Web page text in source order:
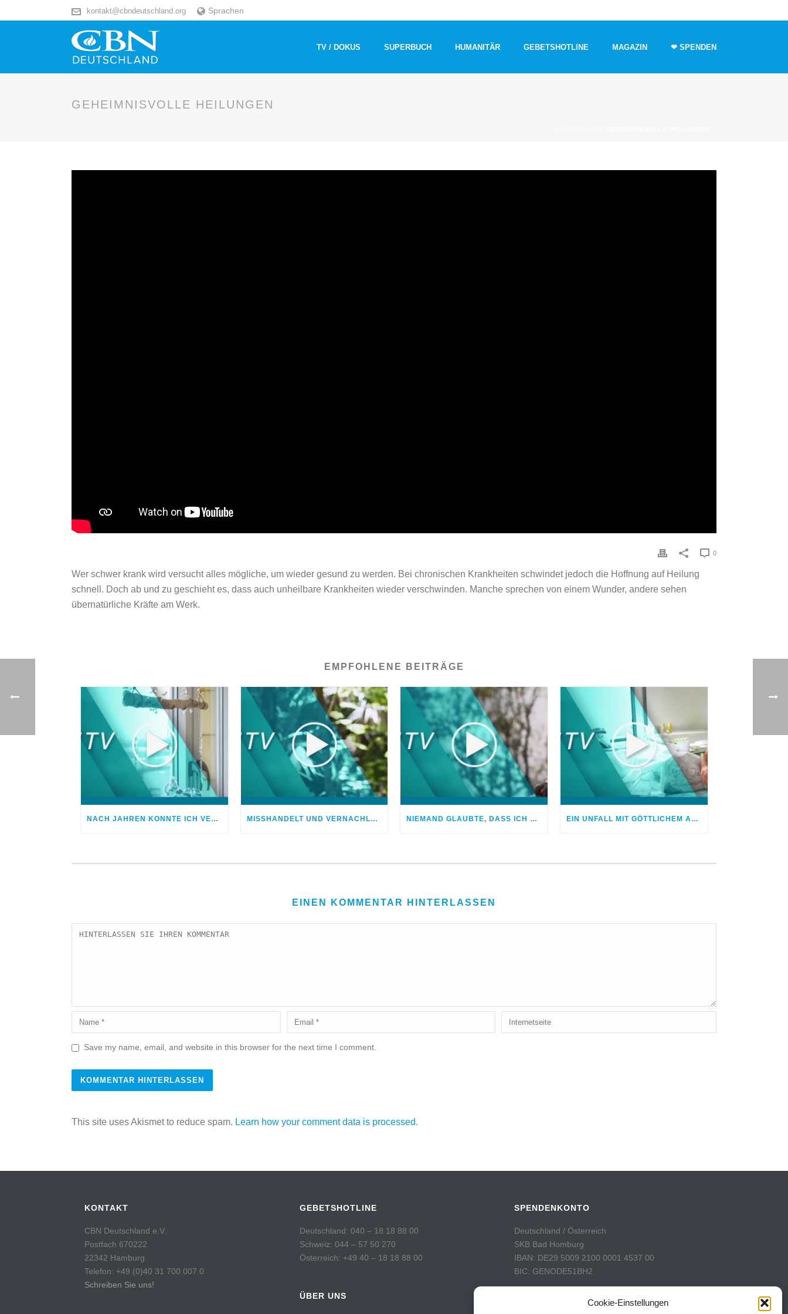
Cookie-Einstellungen
kontakt@cbndeutschland.org Sprachen
TV / DOKUS SUPERBUCH HUMANITÄR GEBETSHOTLINE MAGAZIN ❤ SPENDEN
GEHEIMNISVOLLE HEILUNGEN
0
Wer schwer krank wird versucht alles mögliche, um wieder gesund zu werden. Bei chronischen Krankheiten schwindet jedoch die Hoffnung auf Heilung
schnell. Doch ab und zu geschieht es, dass auch unheilbare Krankheiten wieder verschwinden. Manche sprechen von einem Wunder, andere sehen
übernatürliche Kräfte am Werk.
EMPFOHLENE BEITRÄGE
NACH JAHREN KONNTE ICH VERGEBEN MISSHANDELT UND VERNACHLÄSSIGT – DOCH GOTT HEILTE MEINE WUNDEN NIEMAND GLAUBTE, DASS ICH WIEDER GESUND WERDE EIN UNFALL MIT GÖTTLICHEM AUSGANG
EINEN KOMMENTAR HINTERLASSEN
Save my name, email, and website in this browser for the next time I comment.
This site uses Akismet to reduce spam. Learn how your comment data is processed.
KONTAKT
CBN Deutschland e.V.
Postfach 670222
22342 Hamburg
Telefon: +49 (0)40 31 700 007 0
Schreiben Sie uns!
GEBETSHOTLINE
Deutschland: 040 – 18 18 88 00
Schweiz: 044 – 57 50 270
Österreich: +49 40 – 18 18 88 00
ÜBER UNS
SPENDENKONTO
Deutschland / Österreich
SKB Bad Homburg
IBAN: DE29 5009 2100 0001 4537 00
BIC: GENODE51BH2